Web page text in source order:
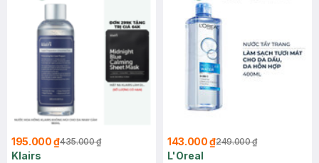
195.000 ₫435.000 ₫
Klairs
143.000 ₫249.000 ₫
L'Oreal